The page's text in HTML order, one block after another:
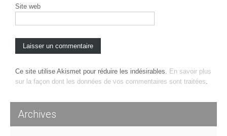
Site web
Ce site utilise Akismet pour réduire les indésirables.
En savoir plus
sur la façon dont les données de vos commentaires sont traitées
Archives